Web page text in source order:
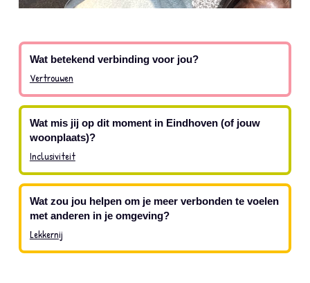
Wat betekend verbinding voor jou?
Vertrouwen
Wat mis jij op dit moment in Eindhoven (of jouw
woonplaats)?
Inclusiviteit
Wat zou jou helpen om je meer verbonden te voelen
met anderen in je omgeving?
Lekkernij